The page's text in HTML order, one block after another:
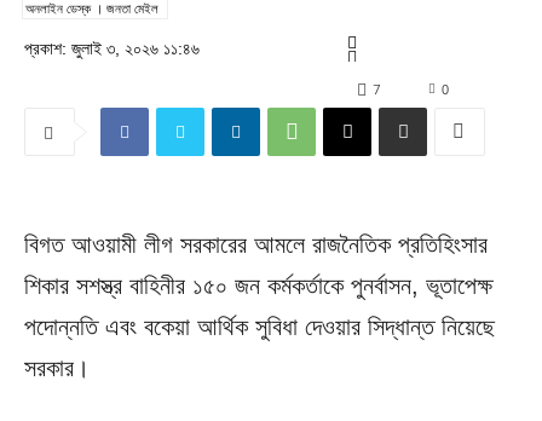
অনলাইন ডেস্ক । জনতা মেইল
প্রকাশ: জুলাই ৩, ২০২৬ ১১:৪৬
0
7
বিগত আওয়ামী লীগ সরকারের আমলে রাজনৈতিক প্রতিহিংসার
শিকার সশস্ত্র বাহিনীর ১৫০ জন কর্মকর্তাকে পুনর্বাসন, ভূতাপেক্ষ
পদোন্নতি এবং বকেয়া আর্থিক সুবিধা দেওয়ার সিদ্ধান্ত নিয়েছে
সরকার।